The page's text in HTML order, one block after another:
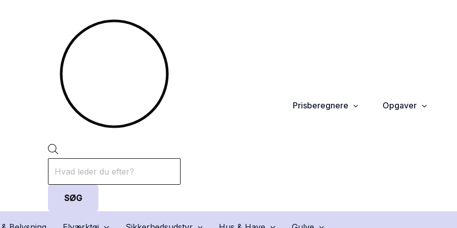
SØG
Prisberegnere Opgaver